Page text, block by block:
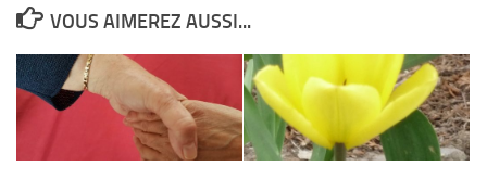
VOUS AIMEREZ AUSSI...